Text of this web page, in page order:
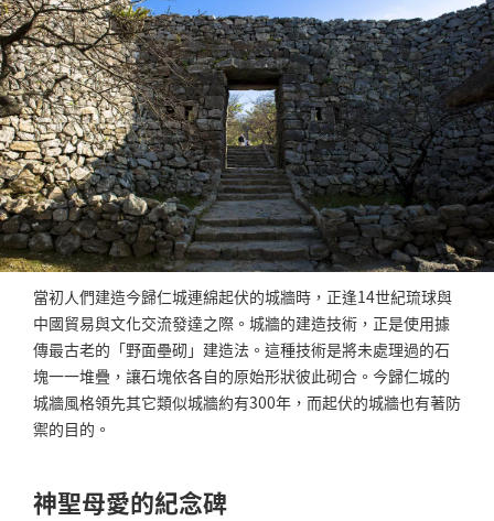
當初人們建造今歸仁城連綿起伏的城牆時，正逢14世紀琉球與
中國貿易與文化交流發達之際。城牆的建造技術，正是使用據
傳最古老的「野面壘砌」建造法。這種技術是將未處理過的石
塊一一堆疊，讓石塊依各自的原始形狀彼此砌合。今歸仁城的
城牆風格領先其它類似城牆約有300年，而起伏的城牆也有著防
禦的目的。
神聖母愛的紀念碑